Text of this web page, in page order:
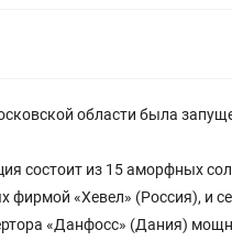
области была
состоит из 15 аморфных
фирмой «Хевел» (Россия), и
«Данфосс» (Дания)